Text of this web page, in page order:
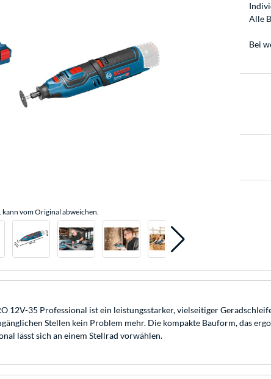
kann vom Original abweichen.
Alle
Bei
12V-35 Professional ist ein leistungsstarker, vielseitiger
Stellen kein Problem mehr. Die kompakte Bauform, das
lässt sich an einem Stellrad vorwählen.